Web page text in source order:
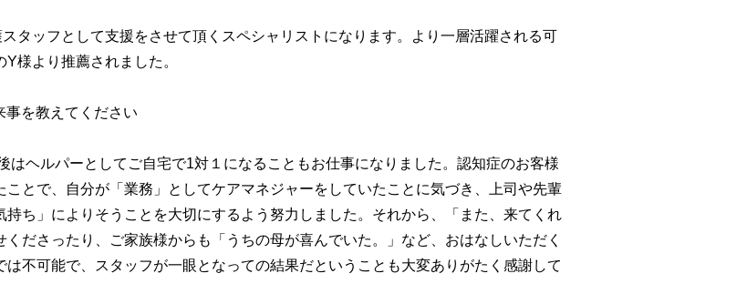
タッフとして支援をさせて頂くスペシャリストになります。より一層活躍される可
様より推薦されました。
事を教えてください
はヘルパーとしてご自宅で1対１になることもお仕事になりました。認知症のお客様
とで、自分が「業務」としてケアマネジャーをしていたことに気づき、上司や先輩
ち」によりそうことを大切にするよう努力しました。それから、「また、来てくれ
ださったり、ご家族様からも「うちの母が喜んでいた。」など、おはなしいただく
不可能で、スタッフが一眼となっての結果だということも大変ありがたく感謝して